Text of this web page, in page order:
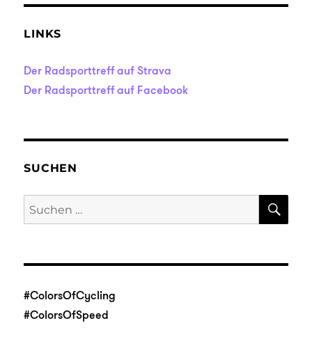
LINKS
Der Radsporttreff auf Strava
Der Radsporttreff auf Facebook
SUCHEN
Suche
nach:
#ColorsOfCycling
#ColorsOfSpeed